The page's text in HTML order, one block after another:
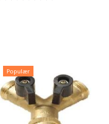
Populær